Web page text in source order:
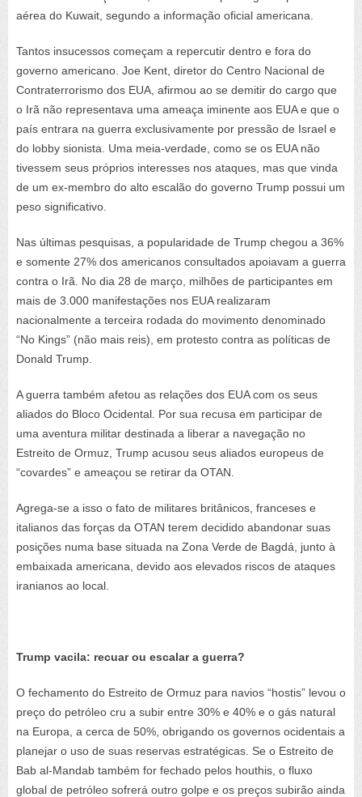
aérea do Kuwait, segundo a informação oficial americana.
Tantos insucessos começam a repercutir dentro e fora do
governo americano. Joe Kent, diretor do Centro Nacional de
Contraterrorismo dos EUA, afirmou ao se demitir do cargo que
o Irã não representava uma ameaça iminente aos EUA e que o
país entrara na guerra exclusivamente por pressão de Israel e
do lobby sionista. Uma meia-verdade, como se os EUA não
tivessem seus próprios interesses nos ataques, mas que vinda
de um ex-membro do alto escalão do governo Trump possui um
peso significativo.
Nas últimas pesquisas, a popularidade de Trump chegou a 36%
e somente 27% dos americanos consultados apoiavam a guerra
contra o Irã. No dia 28 de março, milhões de participantes em
mais de 3.000 manifestações nos EUA realizaram
nacionalmente a terceira rodada do movimento denominado
“No Kings” (não mais reis), em protesto contra as políticas de
Donald Trump.
A guerra também afetou as relações dos EUA com os seus
aliados do Bloco Ocidental. Por sua recusa em participar de
uma aventura militar destinada a liberar a navegação no
Estreito de Ormuz, Trump acusou seus aliados europeus de
“covardes” e ameaçou se retirar da OTAN.
Agrega-se a isso o fato de militares britânicos, franceses e
italianos das forças da OTAN terem decidido abandonar suas
posições numa base situada na Zona Verde de Bagdá, junto à
embaixada americana, devido aos elevados riscos de ataques
iranianos ao local.
Trump vacila: recuar ou escalar a guerra?
O fechamento do Estreito de Ormuz para navios “hostis” levou o
preço do petróleo cru a subir entre 30% e 40% e o gás natural
na Europa, a cerca de 50%, obrigando os governos ocidentais a
planejar o uso de suas reservas estratégicas. Se o Estreito de
Bab al-Mandab também for fechado pelos houthis, o fluxo
global de petróleo sofrerá outro golpe e os preços subirão ainda